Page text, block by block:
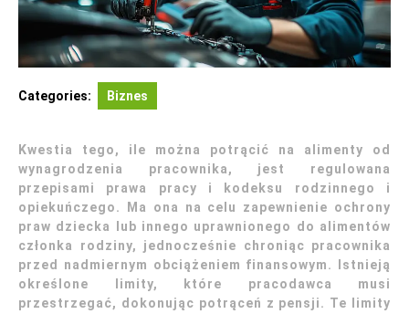
Categories: Biznes
Kwestia tego, ile można potrącić na alimenty od
wynagrodzenia pracownika, jest regulowana
przepisami prawa pracy i kodeksu rodzinnego i
opiekuńczego. Ma ona na celu zapewnienie ochrony
praw dziecka lub innego uprawnionego do alimentów
członka rodziny, jednocześnie chroniąc pracownika
przed nadmiernym obciążeniem finansowym. Istnieją
określone limity, które pracodawca musi
przestrzegać, dokonując potrąceń z pensji. Te limity